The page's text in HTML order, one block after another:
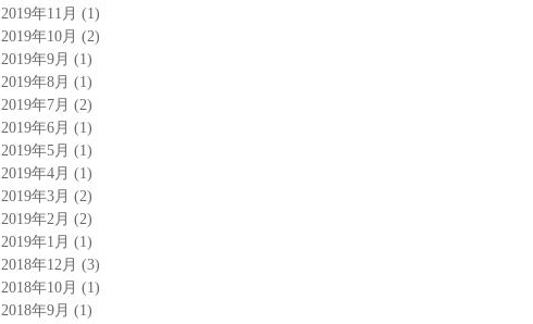
2019年11月 (1)
2019年10月 (2)
2019年9月 (1)
2019年8月 (1)
2019年7月 (2)
2019年6月 (1)
2019年5月 (1)
2019年4月 (1)
2019年3月 (2)
2019年2月 (2)
2019年1月 (1)
2018年12月 (3)
2018年10月 (1)
2018年9月 (1)